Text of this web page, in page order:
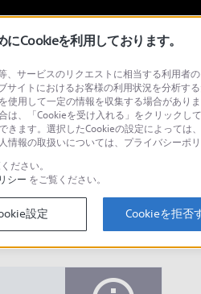
スポーツ パック
Q&A
Cookieを利用しております。
、サービスのリクエストに相当する利用
イトにおけるお客様の利用状況を分析
使用して一定の情報を収集する場合があ
は、「Cookieを受け入れる」をクリック
きます。選択したCookieの設定によって
報の取扱いについては、プライバシーポリ
ださい。
シー をご覧ください。
設定 Cookieを拒否